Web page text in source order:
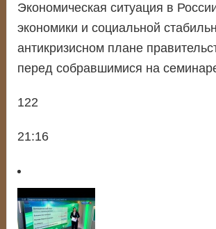
Экономическая ситуация в
экономики и социальной
антикризисном плане
перед собравшимися на
122
21:16